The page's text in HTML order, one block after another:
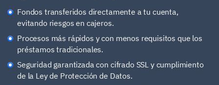
Fondos transferidos directamente a tu cuenta,
evitando riesgos en cajeros.
Procesos más rápidos y con menos requisitos que los
préstamos tradicionales.
Seguridad garantizada con cifrado SSL y cumplimiento
de la Ley de Protección de Datos.